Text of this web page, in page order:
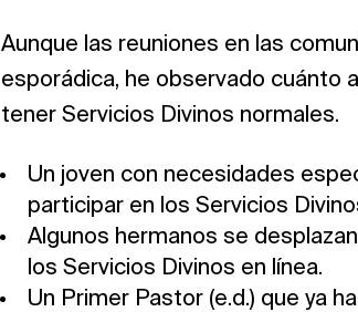
Aunque las reuniones en las
esporádica, he observado cuánto
tener Servicios Divinos normales.
Un joven con necesidades
participar en los Servicios
Algunos hermanos se
los Servicios Divinos en línea.
Un Primer Pastor (e.d.) que ya